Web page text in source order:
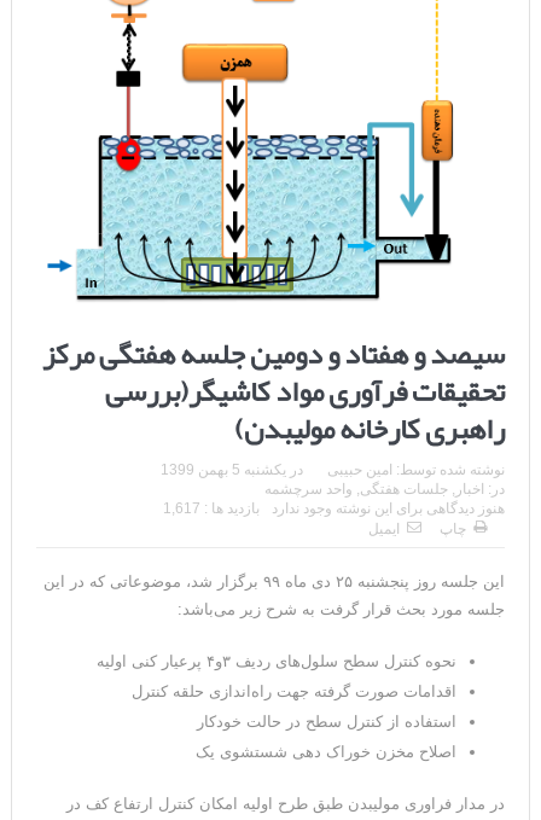
سیصد و هفتاد و دومین جلسه هفتگی مرکز
تحقیقات فرآوری مواد کاشیگر(بررسی
راهبری کارخانه مولیبدن)
نوشته شده توسط: امین حبیبی در یکشنبه 5 بهمن 1399
در: اخبار , جلسات هفتگی, واحد سرچشمه
هنوز دیدگاهی برای این نوشته وجود ندارد
بازدید ها : 1,617
چاپ
ایمیل
این جلسه روز پنجشنبه ۲۵ دی ماه ۹۹ برگزار شد، موضوعاتی که در این
جلسه مورد بحث قرار گرفت به شرح زیر می‌باشد:
نحوه کنترل سطح سلول‌های ردیف ۳و۴ پرعیار کنی اولیه
اقدامات صورت گرفته جهت راه‌اندازی حلقه کنترل
استفاده از کنترل سطح در حالت خودکار
اصلاح مخزن خوراک دهی شستشوی یک
در مدار فراوری مولیبدن طبق طرح اولیه امکان کنترل ارتفاع کف در